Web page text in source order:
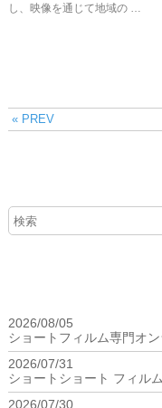
し、映像を通じて地域の …
« PREV
2026/08/05
ショートフィルム専門オ
2026/07/31
ショートショート フィル
2026/07/30